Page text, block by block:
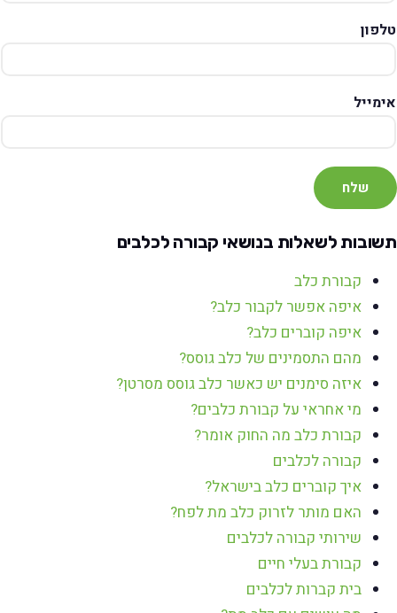
טלפון
אימייל
שלח
תשובות לשאלות בנושאי קבורה לכלבים
קבורת כלב
איפה אפשר לקבור כלב?
איפה קוברים כלב?
מהם התסמינים של כלב גוסס?
איזה סימנים יש כאשר כלב גוסס מסרטן?
מי אחראי על קבורת כלבים?
קבורת כלב מה החוק אומר?
קבורה לכלבים
איך קוברים כלב בישראל?
האם מותר לזרוק כלב מת לפח?
שירותי קבורה לכלבים
קבורת בעלי חיים
בית קברות לכלבים